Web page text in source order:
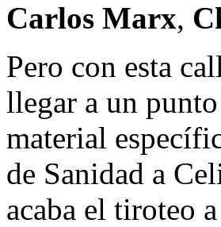
Carlos Marx,
Pero con esta
llegar a un
material
de Sanidad a
acaba el tiroteo